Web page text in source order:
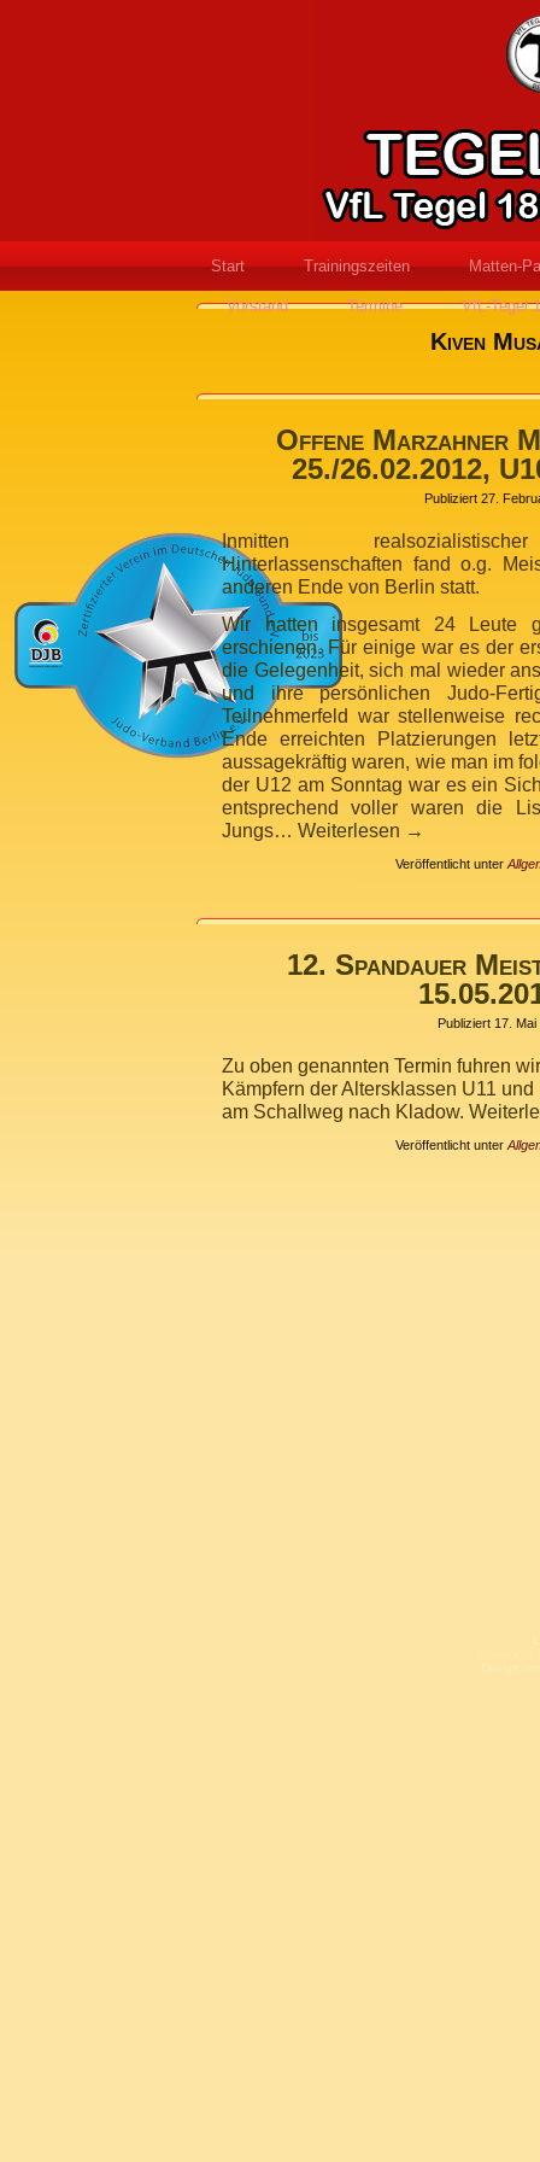
Start Trainingszeiten Matten-
Vorstand Termine VfL-Tegel
Kiven
Offene Marzahner
25./26.02.2012,
Publiziert 27.
Inmitten
Hinterlassenschaften fand o.g.
anderen Ende von Berlin statt.
Wir hatten insgesamt 24 Leute
erschienen. Für einige war es der
die Gelegenheit, sich mal wieder
und ihre persönlichen Judo-
Teilnehmerfeld war stellenweise
Ende erreichten Platzierungen
aussagekräftig waren, wie man im
der U12 am Sonntag war es ein
entsprechend voller waren die
Jungs… Weiterlesen →
Veröffentlicht unter
12. Spandauer
Publiziert 17. Mai
Zu oben genannten Termin fuhren
Kämpfern der Altersklassen U11
am Schallweg nach Kladow.
Veröffentlicht unter